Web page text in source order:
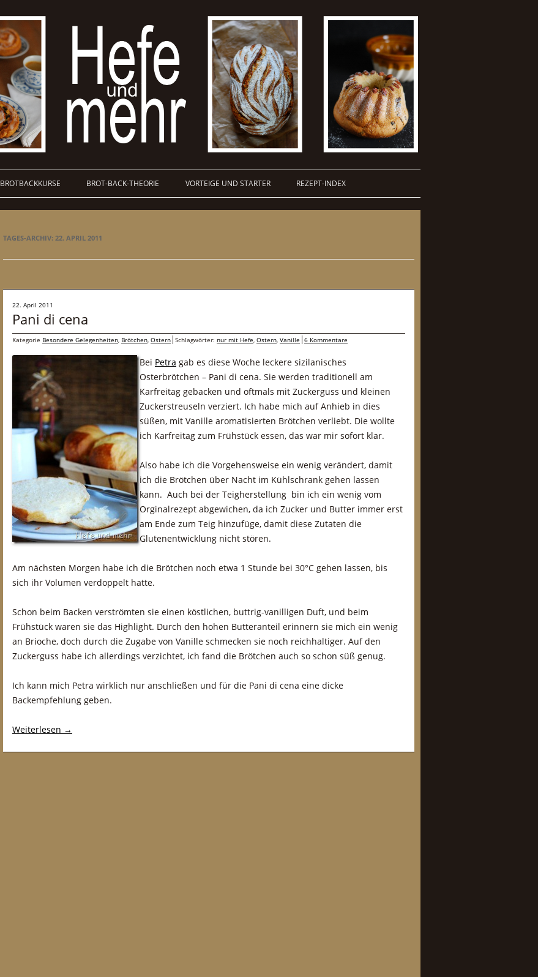
BROTBACKKURSE BROT-BACK-THEORIE VORTEIGE UND STARTER REZEPT-INDEX
TAGES-ARCHIV: 22. APRIL 2011
22. April 2011
Pani di cena
Kategorie Besondere Gelegenheiten, Brötchen, Ostern Schlagwörter: nur mit Hefe, Ostern, Vanille 6 Kommentare
Bei Petra gab es diese Woche leckere sizilanisches
Osterbrötchen – Pani di cena. Sie werden traditionell am
Karfreitag gebacken und oftmals mit Zuckerguss und kleinen
Zuckerstreuseln verziert. Ich habe mich auf Anhieb in dies
süßen, mit Vanille aromatisierten Brötchen verliebt. Die wollte
ich Karfreitag zum Frühstück essen, das war mir sofort klar.
Also habe ich die Vorgehensweise ein wenig verändert, damit
ich die Brötchen über Nacht im Kühlschrank gehen lassen
kann. Auch bei der Teigherstellung bin ich ein wenig vom
Orginalrezept abgewichen, da ich Zucker und Butter immer erst
am Ende zum Teig hinzufüge, damit diese Zutaten die
Glutenentwicklung nicht stören.
Am nächsten Morgen habe ich die Brötchen noch etwa 1 Stunde bei 30°C gehen lassen, bis
sich ihr Volumen verdoppelt hatte.
Schon beim Backen verströmten sie einen köstlichen, buttrig-vanilligen Duft, und beim
Frühstück waren sie das Highlight. Durch den hohen Butteranteil erinnern sie mich ein wenig
an Brioche, doch durch die Zugabe von Vanille schmecken sie noch reichhaltiger. Auf den
Zuckerguss habe ich allerdings verzichtet, ich fand die Brötchen auch so schon süß genug.
Ich kann mich Petra wirklich nur anschließen und für die Pani di cena eine dicke
Backempfehlung geben.
Weiterlesen →